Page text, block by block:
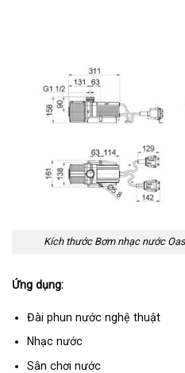
Kích thước Bơm nhạc nước
Ứng dụng:
Đài phun nước nghệ thuật
Nhạc nước
Sân chơi nước